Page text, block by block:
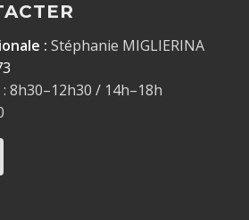
: Stéphanie MIGLIERINA
8h30–12h30 / 14h–18h